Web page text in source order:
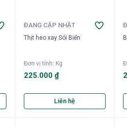
ĐANG CẬP NHẬT
Thịt heo xay Sói Biển
Đơn vị tính: Kg
225.000 ₫
Liên hệ